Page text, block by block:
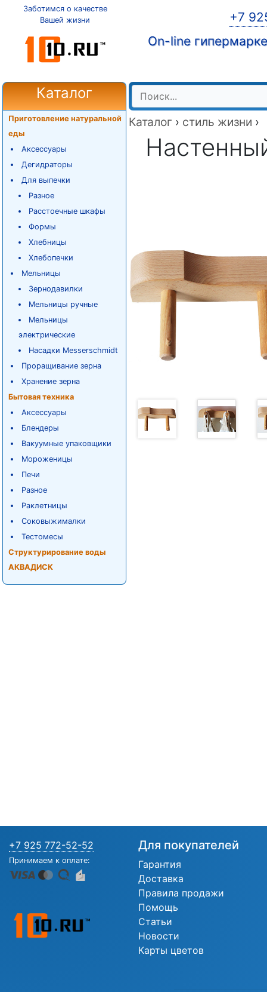
Заботимся о качестве
Вашей жизни
+7
On-line
Каталог
Приготовление натуральной
еды
Аксессуары
Дегидраторы
Для выпечки
Разное
Расстоечные шкафы
Формы
Хлебницы
Хлебопечки
Мельницы
Зернодавилки
Мельницы ручные
Мельницы
электрические
Насадки Messerschmidt
Проращивание зерна
Хранение зерна
Бытовая техника
Аксессуары
Блендеры
Вакуумные упаковщики
Мороженицы
Печи
Разное
Раклетницы
Соковыжималки
Тестомесы
Структурирование воды
АКВАДИСК
Каталог › стиль жизни ›
+7 925 772-52-52
Принимаем к оплате:
Для покупателей
Гарантия
Доставка
Правила продажи
Помощь
Статьи
Новости
Карты цветов